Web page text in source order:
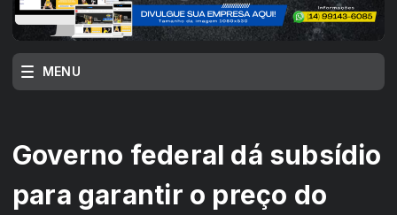
MENU
Governo federal dá subsídio
para garantir o preço do